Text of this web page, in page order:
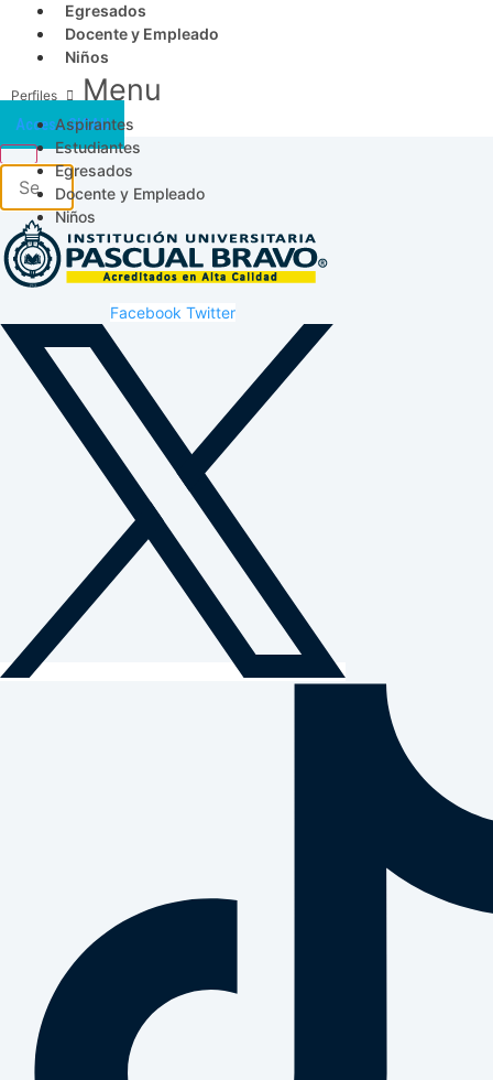
Egresados
Docente y Empleado
Niños
Menu
Aspirantes
Estudiantes
Egresados
Docente y Empleado
Niños
Acceso SICAU
Facebook Twitter